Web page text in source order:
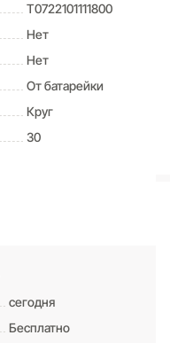
T0722101111800
Нет
Нет
От батарейки
Круг
30
сегодня
Бесплатно